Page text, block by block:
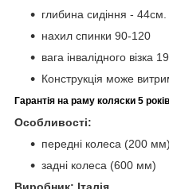
глибина сидіння - 44см.
нахил спинки 90-120
вага інвалідного візка
Конструкція може
Гарантія на раму коляски 5
Особливості:
передні колеса (200 мм)
задні колеса (600 мм)
Виробник: Італія